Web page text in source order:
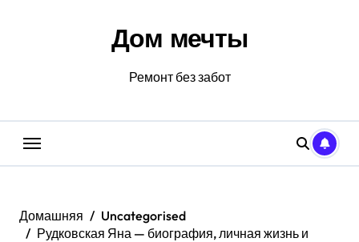
Дом мечты
Ремонт без забот
Домашняя
Uncategorised
Рудковская Яна — биография, личная жизнь и